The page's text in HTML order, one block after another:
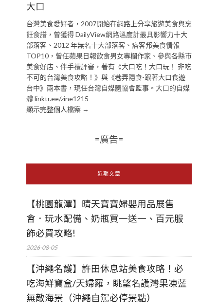
大口
台灣美食愛好者，2007開始在網路上分享旅遊美食與烹
飪食譜，曾獲得 DailyView網路溫度計最具影響力十大
部落客、2012 年無名十大部落客、痞客邦美食情報
TOP10，曾任蘋果日報飲食男女專欄作家、參與各縣市
美食好店、伴手禮評審，著有《大口吃！大口玩！ 非吃
不可的台灣美食攻略！》與《巷弄隱食-跟著大口食遊
台中》兩本書，現任台灣自媒體協會監事。大口的自媒
體 linktr.ee/zine1215
顯示完整個人檔案 →
=廣告=
近期文章
【桃園龍潭】晴天寶寶婦嬰用品展售
會．玩水配備、奶瓶買一送一、百元服
飾必買攻略!
2026-08-05
【沖繩名護】許田休息站美食攻略！必
吃海鮮寶盒/天婦羅，眺望名護灣果凍藍
無敵海景（沖繩自駕必停景點）